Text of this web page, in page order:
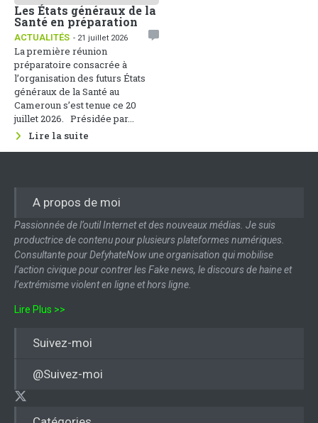
Les États généraux de la
Santé en préparation
ACTUALITÉS - 21 juillet 2026
La première réunion
préparatoire consacrée à
l’organisation des futurs États
généraux de la Santé au
Cameroun s’est tenue ce 20
juillet 2026. Présidée par...
Lire la suite
A propos de moi
Passionnée de l’outil Internet et des nouveaux médias. Je suis
productrice de contenu pour plusieurs plateformes numériques.
Consultante pour DefyhateNow une organisation qui mobilise
l’action civique pour contrer les Fake news, le discours de haine et
l’extrémisme violent en ligne et hors ligne.
Lire Plus >>
Suivez-moi
@Suivez-moi